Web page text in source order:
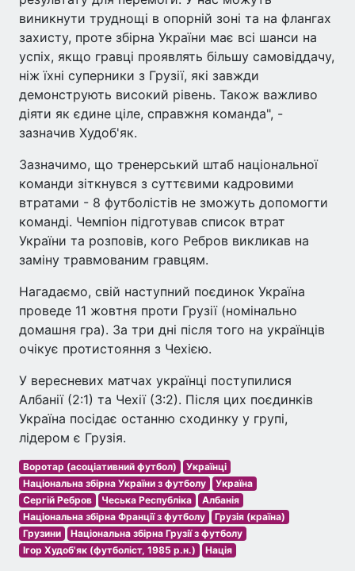
виникнути труднощі в опорній зоні та на флангах
захисту, проте збірна України має всі шанси на
успіх, якщо гравці проявлять більшу самовіддачу,
ніж їхні суперники з Грузії, які завжди
демонструють високий рівень. Також важливо
діяти як єдине ціле, справжня команда", -
зазначив Худоб'як.
Зазначимо, що тренерський штаб національної
команди зіткнувся з суттєвими кадровими
втратами - 8 футболістів не зможуть допомогти
команді. Чемпіон підготував список втрат
України та розповів, кого Ребров викликав на
заміну травмованим гравцям.
Нагадаємо, свій наступний поєдинок Україна
проведе 11 жовтня проти Грузії (номінально
домашня гра). За три дні після того на українців
очікує протистояння з Чехією.
У вересневих матчах українці поступилися
Албанії (2:1) та Чехії (3:2). Після цих поєдинків
Україна посідає останню сходинку у групі,
лідером є Грузія.
Воротар (асоціативний футбол)
Українці
Національна збірна України з футболу
Україна
Сергій Ребров
Чеська Республіка
Албанія
Національна збірна Франції з футболу
Грузія (країна)
Грузини
Національна збірна Грузії з футболу
Ігор Худоб'як (футболіст, 1985 р.н.)
Нація